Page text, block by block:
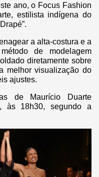
ano, o Focus Fashion
estilista indígena do
a alta-costura e a
de modelagem
diretamente sobre
melhor visualização do
ajustes.
de Maurício Duarte
às 18h30, segundo a